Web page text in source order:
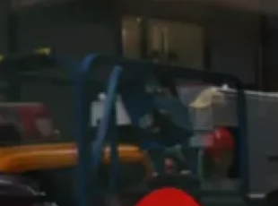
content